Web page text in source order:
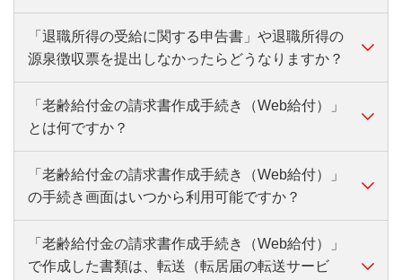
老齢給付金を一時金で受給する場合、一時金を受給す
る年および前年より19年以内に別途受け取った退職金
等があれば退職所得控除額の調整が行われるため、当
該退職金等に係る「退職所得の源泉徴収票」のコピー
の提出が必要です。過去に受領した「退職所得の源泉
徴収票」は大切に保管していただき、紛失した場合に
は発行元企業に再発行を依頼してください。
「退職所得の受給に関する申告書」や退職所得の
源泉徴収票を提出しなかったらどうなりますか？
退職所得の受給に関する申告書を提出しなかった場
合、退職金から一律20.42％の税率で源泉徴収が行わ
れます。退職所得控除が適用されないため、通常より
も高い税額が差し引かれることになり、後で確定申告
をする必要があります。
「老齢給付金の請求書作成手続き（Web給付）」
とは何ですか？
「老齢給付金の請求書作成手続き（Web給付）」は、
老齢給付金の請求に必要な書類をWeb上で作成できる
サービスです。このサービスを利用することで、請求
書類を取り寄せて自分で記入する場合に比べて、印鑑
登録証明書の提出が不要になり、手続きが簡単になり
「老齢給付金の請求書作成手続き（Web給付）」
の手続き画面はいつから利用可能ですか？
Web給付の利用開始時期は、受給権を取得した時点の
状況により異なります。
「老齢給付金の請求書作成手続き（Web給付）」
で作成した書類は、転送（転居届の転送サービ